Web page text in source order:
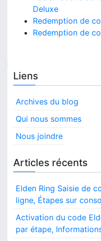
Deluxe
Redemption de
Redemption de
Liens
Archives du blog
Qui nous sommes
Nous joindre
Articles récents
Elden Ring Saisie de
ligne, Étapes sur
Activation du code
par étape,